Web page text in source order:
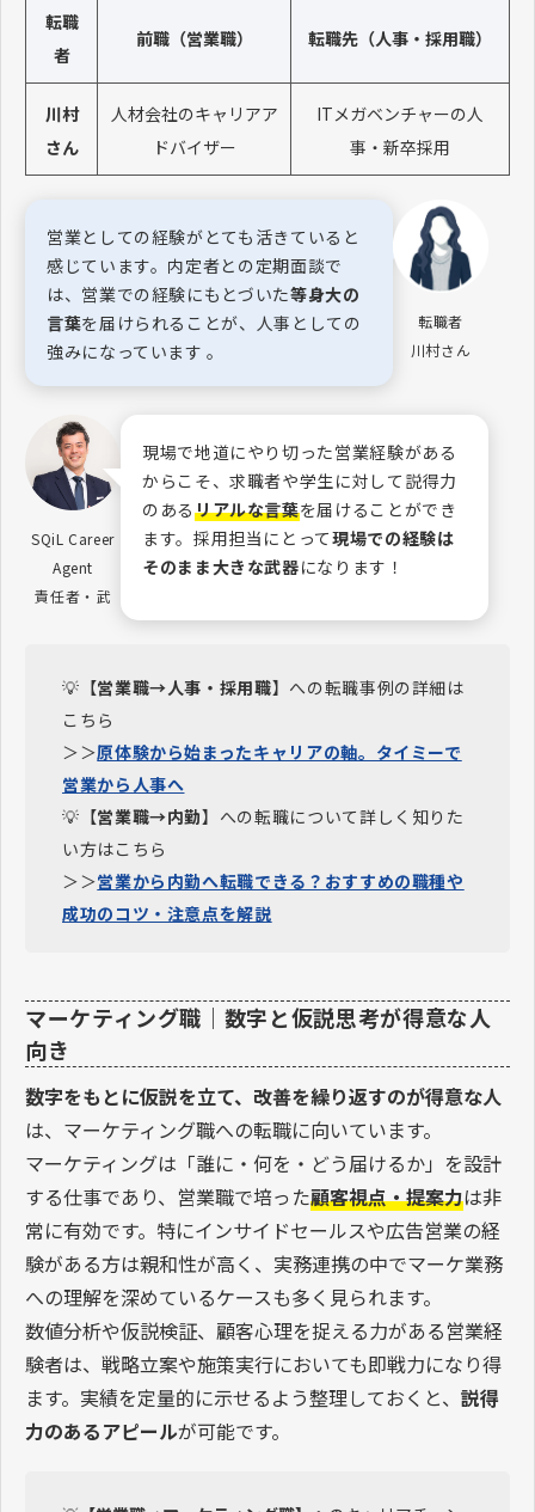
転職
者
前職（営業職） 転職先（人事・採用職）
川村
さん
人材会社のキャリアア
ドバイザー
ITメガベンチャーの人
事・新卒採用
営業としての経験がとても活きていると
感じています。内定者との定期面談で
は、営業での経験にもとづいた等身大の
言葉を届けられることが、人事としての
強みになっています 。
転職者
川村さん
SQiL Career
Agent
責任者・武
現場で地道にやり切った営業経験がある
からこそ、求職者や学生に対して説得力
のあるリアルな言葉を届けることができ
ます。採用担当にとって現場での経験は
そのまま大きな武器になります！
💡【営業職→人事・採用職】への転職事例の詳細は
こちら
＞＞原体験から始まったキャリアの軸。タイミーで
営業から人事へ
💡【営業職→内勤】への転職について詳しく知りた
い方はこちら
＞＞営業から内勤へ転職できる？おすすめの職種や
成功のコツ・注意点を解説
マーケティング職｜数字と仮説思考が得意な人
向き
数字をもとに仮説を立て、改善を繰り返すのが得意な人
は、マーケティング職への転職に向いています。
マーケティングは「誰に・何を・どう届けるか」を設計
する仕事であり、営業職で培った顧客視点・提案力は非
常に有効です。特にインサイドセールスや広告営業の経
験がある方は親和性が高く、実務連携の中でマーケ業務
への理解を深めているケースも多く見られます。
数値分析や仮説検証、顧客心理を捉える力がある営業経
験者は、戦略立案や施策実行においても即戦力になり得
ます。実績を定量的に示せるよう整理しておくと、 説得
力のあるアピールが可能です。